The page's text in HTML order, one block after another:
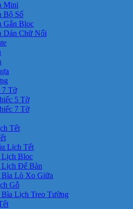
Mini
Bộ Số
Gắn Bloc
Dán Chữ Nổi
Tờ
5 Tờ
7 Tờ
Tết
Lịch Tết
Bloc
Để Bàn
Lò Xo Giữa
Gỗ
Lịch Treo Tường